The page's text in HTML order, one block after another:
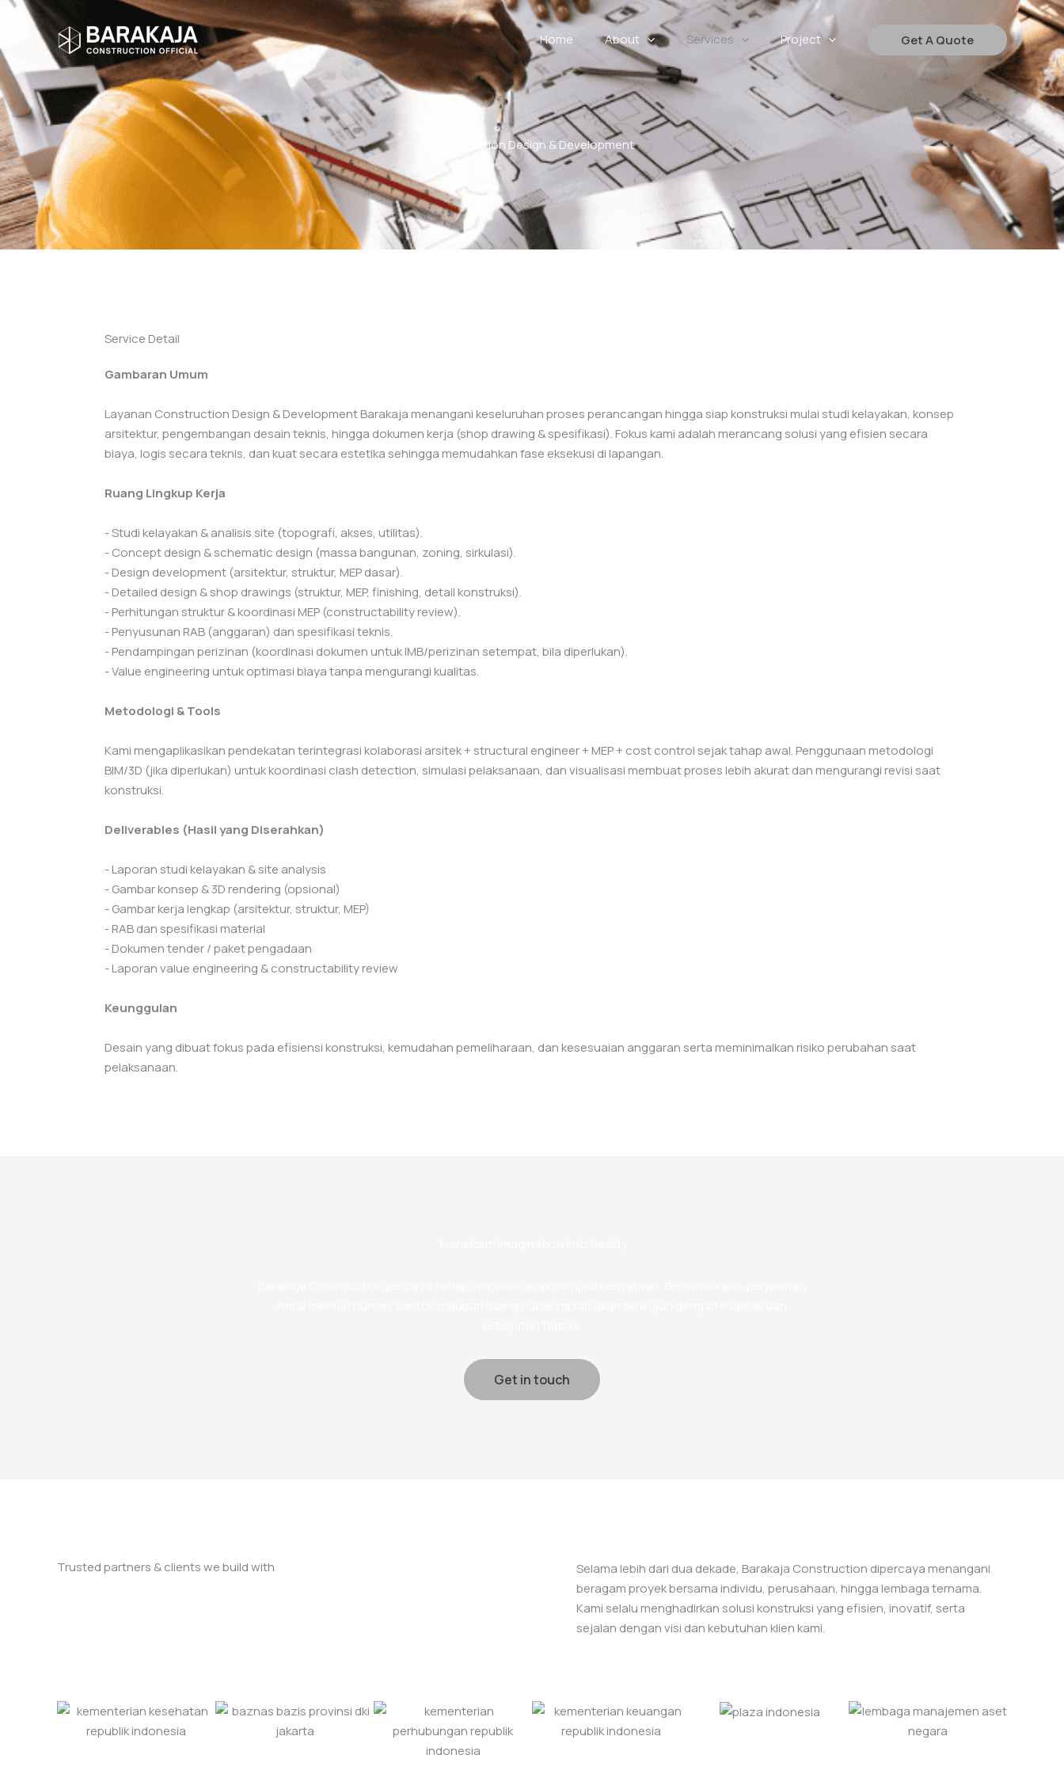
Lewati
konten
Home About Services Project Get A Quote
Construction Design & Development
Service Detail
Gambaran Umum
Layanan Construction Design & Development Barakaja menangani keseluruhan proses perancangan hingga siap konstruksi mulai studi kelayakan, konsep
arsitektur, pengembangan desain teknis, hingga dokumen kerja (shop drawing & spesifikasi). Fokus kami adalah merancang solusi yang efisien secara
biaya, logis secara teknis, dan kuat secara estetika sehingga memudahkan fase eksekusi di lapangan.
Ruang Lingkup Kerja
- Studi kelayakan & analisis site (topografi, akses, utilitas).
- Concept design & schematic design (massa bangunan, zoning, sirkulasi).
- Design development (arsitektur, struktur, MEP dasar).
- Detailed design & shop drawings (struktur, MEP, finishing, detail konstruksi).
- Perhitungan struktur & koordinasi MEP (constructability review).
- Penyusunan RAB (anggaran) dan spesifikasi teknis.
- Pendampingan perizinan (koordinasi dokumen untuk IMB/perizinan setempat, bila diperlukan).
- Value engineering untuk optimasi biaya tanpa mengurangi kualitas.
Metodologi & Tools
Kami mengaplikasikan pendekatan terintegrasi kolaborasi arsitek + structural engineer + MEP + cost control sejak tahap awal. Penggunaan metodologi
BIM/3D (jika diperlukan) untuk koordinasi clash detection, simulasi pelaksanaan, dan visualisasi membuat proses lebih akurat dan mengurangi revisi saat
konstruksi.
Deliverables (Hasil yang Diserahkan)
- Laporan studi kelayakan & site analysis
- Gambar konsep & 3D rendering (opsional)
- Gambar kerja lengkap (arsitektur, struktur, MEP)
- RAB dan spesifikasi material
- Dokumen tender / paket pengadaan
- Laporan value engineering & constructability review
Keunggulan
Desain yang dibuat fokus pada efisiensi konstruksi, kemudahan pemeliharaan, dan kesesuaian anggaran serta meminimalkan risiko perubahan saat
pelaksanaan.
Get in touch
Trusted partners & clients we build with
Selama lebih dari dua dekade, Barakaja Construction dipercaya menangani
beragam proyek bersama individu, perusahaan, hingga lembaga ternama.
Kami selalu menghadirkan solusi konstruksi yang efisien, inovatif, serta
sejalan dengan visi dan kebutuhan klien kami.